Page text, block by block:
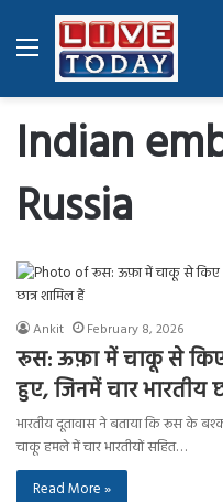
Menu
Indian
Russia
Ankit February 8, 2026
रूस: ऊफ़ा में चाकू से
हुए, जिनमें चार भारतीय
भारतीय दूतावास ने बताया कि रूस के
चाकू हमले में चार भारतीयों सहित…
Read More »